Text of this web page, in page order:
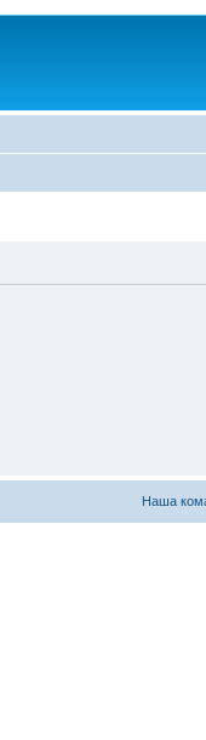
Наша